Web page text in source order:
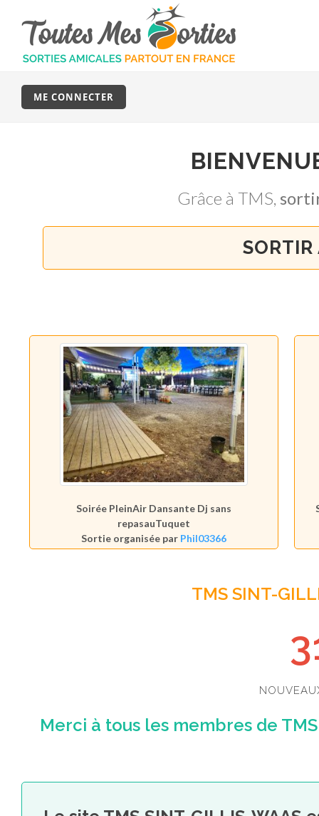
ME CONNECTER
Grâce à TMS,
Soirée PleinAir Dansante Dj sans
repasauTuquet
Sortie organisée par Phil03366
TMS SINT-
Merci à tous les membres de